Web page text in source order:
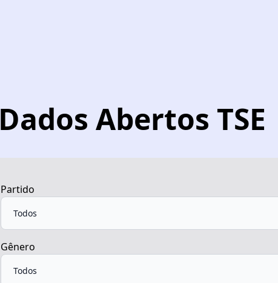
Dados Abertos TSE
Partido
Gênero